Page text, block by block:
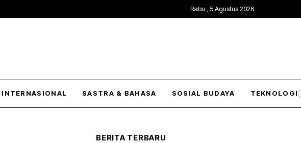
Rabu , 5 Agustus 2026
INTERNASIONAL SASTRA & BAHASA SOSIAL BUDAYA TEKNOLOGI
BERITA TERBARU